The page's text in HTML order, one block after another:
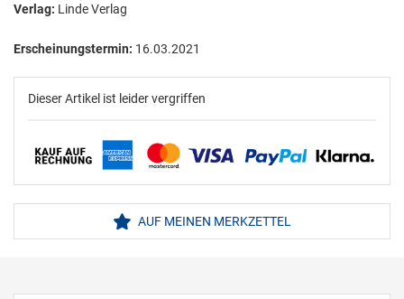
Verlag: Linde Verlag
Erscheinungstermin: 16.03.2021
Dieser Artikel ist leider vergriffen
AUF MEINEN MERKZETTEL